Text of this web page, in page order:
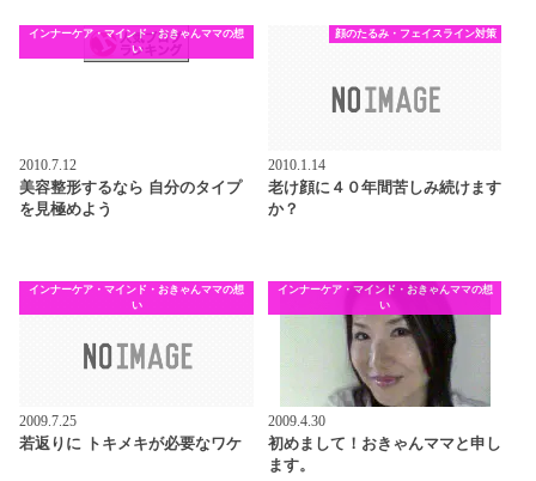
インナーケア・マインド・おきゃんママの想
い
2010.7.12
美容整形するなら 自分のタイプ
を見極めよう
顔のたるみ・フェイスライン対策
2010.1.14
老け顔に４０年間苦しみ続けます
か？
インナーケア・マインド・おきゃんママの想
い
2009.7.25
若返りに トキメキが必要なワケ
インナーケア・マインド・おきゃんママの想
い
2009.4.30
初めまして！おきゃんママと申し
ます。